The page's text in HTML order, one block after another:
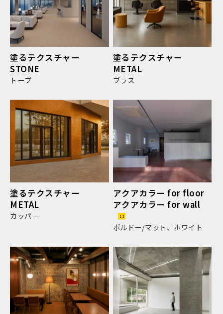
塗るテクスチャー
STONE
トープ
塗るテクスチャー
METAL
ブラス
塗るテクスチャー
METAL
カッパー
アクアカラー for floor
アクアカラー for wall
ボルドー/マット、ホワイト